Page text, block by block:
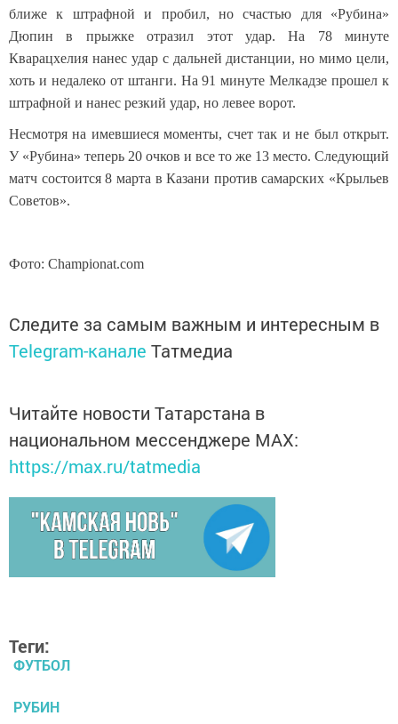
ближе к штрафной и пробил, но счастью для «Рубина»
Дюпин в прыжке отразил этот удар. На 78 минуте
Кварацхелия нанес удар с дальней дистанции, но мимо цели,
хоть и недалеко от штанги. На 91 минуте Мелкадзе прошел к
штрафной и нанес резкий удар, но левее ворот.
Несмотря на имевшиеся моменты, счет так и не был открыт.
У «Рубина» теперь 20 очков и все то же 13 место. Следующий
матч состоится 8 марта в Казани против самарских «Крыльев
Советов».
Фото: Championat.com
Следите за самым важным и интересным в
Telegram-канале Татмедиа
Читайте новости Татарстана в
национальном мессенджере MАХ:
https://max.ru/tatmedia
Теги:
ФУТБОЛ
РУБИН